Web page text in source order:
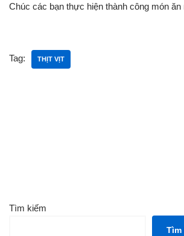
Chúc các bạn thực hiện thành công món ăn
Tag: THỊT VỊT
Tìm kiếm
Tìm